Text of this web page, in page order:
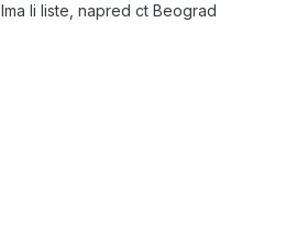
Ima li liste, napred ct Beograd